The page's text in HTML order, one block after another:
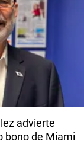
advierte
bono de Miami